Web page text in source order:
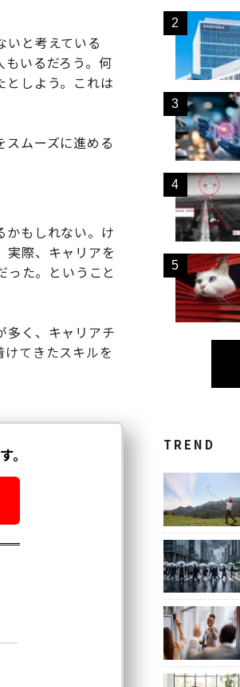
いと考えている
いるだろう。何
としよう。これは
ムーズに進める
かもしれない。け
実際、キャリアを
た。ということ
多く、キャリアチ
てきたスキルを
TREND